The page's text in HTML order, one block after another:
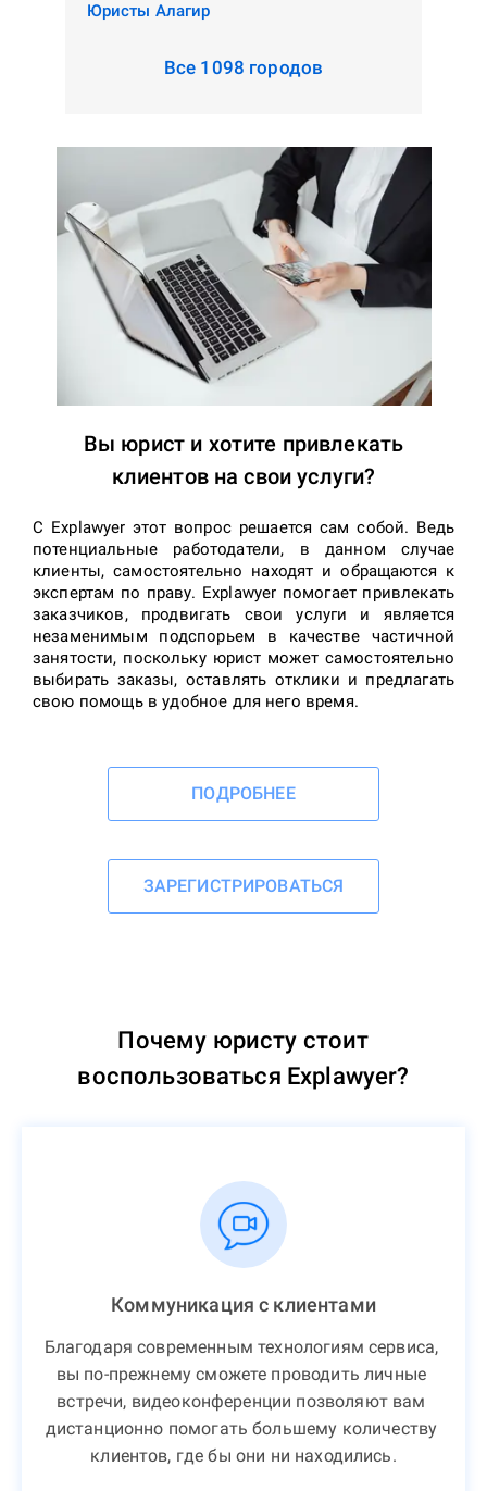
Юристы Алагир
Все 1098 городов
Вы юрист и хотите привлекать
клиентов на свои услуги?
С Explawyer этот вопрос решается сам собой. Ведь
потенциальные работодатели, в данном случае
клиенты, самостоятельно находят и обращаются к
экспертам по праву. Explawyer помогает привлекать
заказчиков, продвигать свои услуги и является
незаменимым подспорьем в качестве частичной
занятости, поскольку юрист может самостоятельно
выбирать заказы, оставлять отклики и предлагать
свою помощь в удобное для него время.
ПОДРОБНЕЕ
ЗАРЕГИСТРИРОВАТЬСЯ
Почему юристу стоит
воспользоваться Explawyer?
Коммуникация с клиентами
Благодаря современным технологиям сервиса,
вы по-прежнему сможете проводить личные
встречи, видеоконференции позволяют вам
дистанционно помогать большему количеству
клиентов, где бы они ни находились.